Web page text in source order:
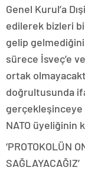
Genel Kurul’a
edilerek bizleri
gelip
sürece İsveç’e
ortak
doğrultusunda
gerçekleşinceye
NATO üyeliğinin
‘PROTOKOLÜN
SAĞLAYACAĞIZ’